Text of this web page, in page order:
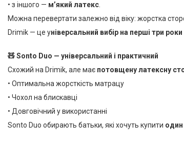
• з іншого — м’який латекс
Можна перевертати залежно від віку: жорстка
Drimik — це універсальний вибір на перші три
🧸 Sonto Duo — універсальний і практичний
Схожий на Drimik, але має потовщену латексну
• Оптимальна жорсткість матрацу
• Чохол на блискавці
• Довговічний у використанні
Sonto Duo обирають батьки, які хочуть купити один